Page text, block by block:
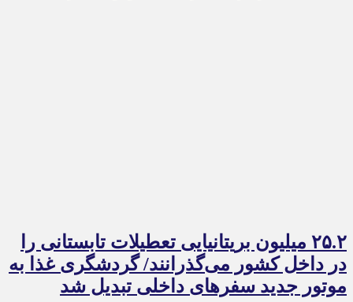
۲۵.۲ میلیون بریتانیایی تعطیلات تابستانی را
در داخل کشور می‌گذرانند/ گردشگری غذا به
موتور جدید سفرهای داخلی تبدیل شد